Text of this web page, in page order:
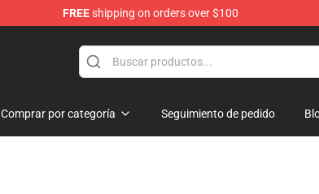
FREEshipping on orders over $100
Comprar por categoría Seguimiento de pedido